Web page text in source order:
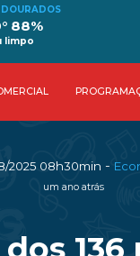
DOURADOS
88%
limpo
2025 08h30min -
um ano atrás